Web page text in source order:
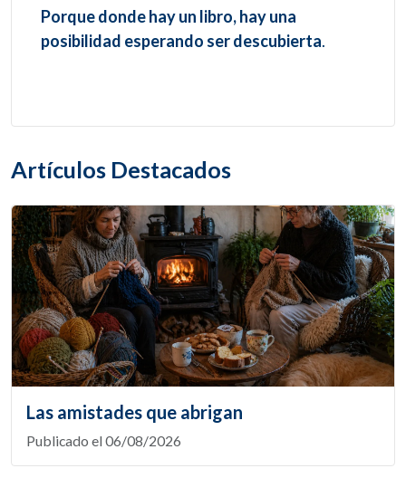
Porque donde hay un libro, hay una
posibilidad esperando ser descubierta.
Artículos Destacados
Las amistades que abrigan
Publicado el 06/08/2026